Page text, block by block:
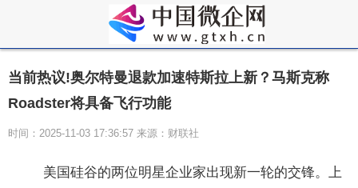
当前热议!奥尔特曼退款加速特斯拉上新？马斯克称
Roadster将具备飞行功能
时间：2025-11-03 17:36:57 来源：财联社
美国硅谷的两位明星企业家出现新一轮的交锋。上